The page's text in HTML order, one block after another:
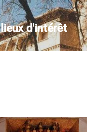
d'intérêt